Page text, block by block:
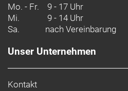
Mo. - Fr. 9 - 17 Uhr
Mi.
9 - 14 Uhr
Sa.
nach Vereinbarung
Unser Unternehmen
Kontakt